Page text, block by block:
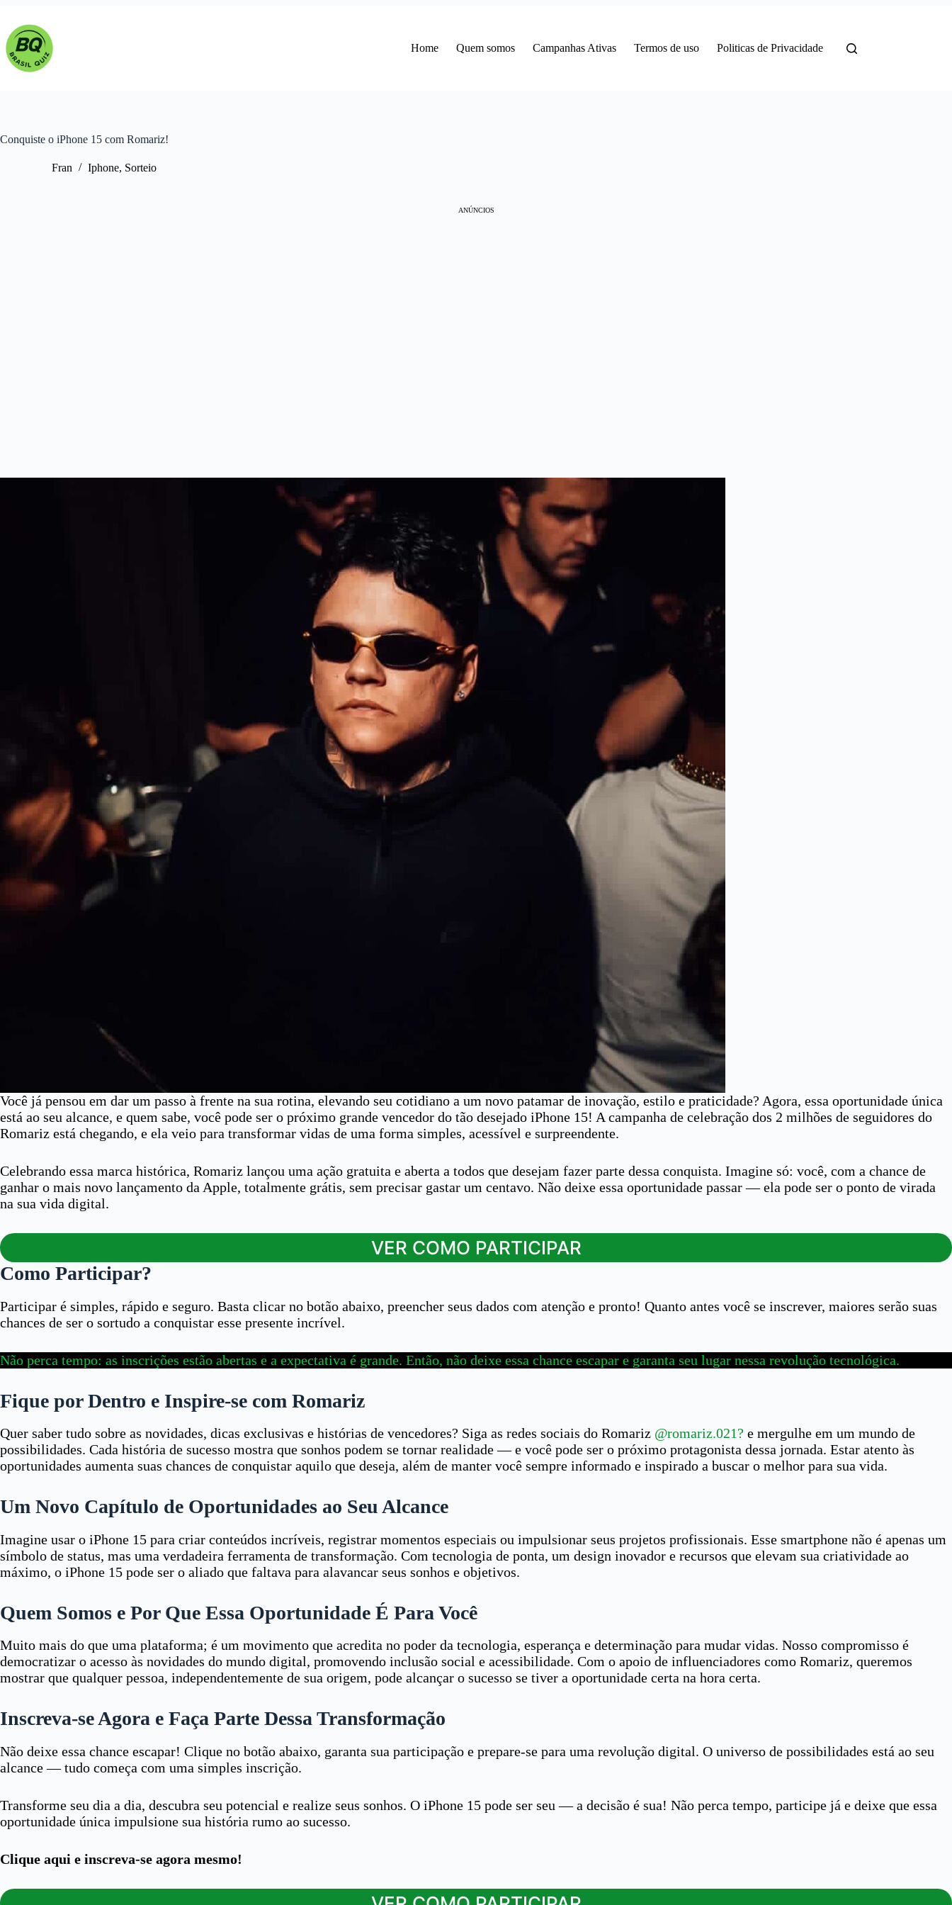
conteúdo
Home Quem somos Campanhas Ativas Termos de uso Politicas de Privacidade
Conquiste o iPhone 15 com Romariz!
Fran Iphone, Sorteio
ANÚNCIOS
Você já pensou em dar um passo à frente na sua rotina, elevando seu cotidiano a um novo patamar de inovação, estilo e praticidade? Agora, essa oportunidade única
está ao seu alcance, e quem sabe, você pode ser o próximo grande vencedor do tão desejado iPhone 15! A campanha de celebração dos 2 milhões de seguidores do
Romariz está chegando, e ela veio para transformar vidas de uma forma simples, acessível e surpreendente.
Celebrando essa marca histórica, Romariz lançou uma ação gratuita e aberta a todos que desejam fazer parte dessa conquista. Imagine só: você, com a chance de
ganhar o mais novo lançamento da Apple, totalmente grátis, sem precisar gastar um centavo. Não deixe essa oportunidade passar — ela pode ser o ponto de virada
na sua vida digital.
VER COMO PARTICIPAR
Como Participar?
Participar é simples, rápido e seguro. Basta clicar no botão abaixo, preencher seus dados com atenção e pronto! Quanto antes você se inscrever, maiores serão suas
chances de ser o sortudo a conquistar esse presente incrível.
Não perca tempo: as inscrições estão abertas e a expectativa é grande. Então, não deixe essa chance escapar e garanta seu lugar nessa revolução tecnológica.
Fique por Dentro e Inspire-se com Romariz
Quer saber tudo sobre as novidades, dicas exclusivas e histórias de vencedores? Siga as redes sociais do Romariz @romariz.021? e mergulhe em um mundo de
possibilidades. Cada história de sucesso mostra que sonhos podem se tornar realidade — e você pode ser o próximo protagonista dessa jornada. Estar atento às
oportunidades aumenta suas chances de conquistar aquilo que deseja, além de manter você sempre informado e inspirado a buscar o melhor para sua vida.
Um Novo Capítulo de Oportunidades ao Seu Alcance
Imagine usar o iPhone 15 para criar conteúdos incríveis, registrar momentos especiais ou impulsionar seus projetos profissionais. Esse smartphone não é apenas um
símbolo de status, mas uma verdadeira ferramenta de transformação. Com tecnologia de ponta, um design inovador e recursos que elevam sua criatividade ao
máximo, o iPhone 15 pode ser o aliado que faltava para alavancar seus sonhos e objetivos.
Quem Somos e Por Que Essa Oportunidade É Para Você
Muito mais do que uma plataforma; é um movimento que acredita no poder da tecnologia, esperança e determinação para mudar vidas. Nosso compromisso é
democratizar o acesso às novidades do mundo digital, promovendo inclusão social e acessibilidade. Com o apoio de influenciadores como Romariz, queremos
mostrar que qualquer pessoa, independentemente de sua origem, pode alcançar o sucesso se tiver a oportunidade certa na hora certa.
Inscreva-se Agora e Faça Parte Dessa Transformação
Não deixe essa chance escapar! Clique no botão abaixo, garanta sua participação e prepare-se para uma revolução digital. O universo de possibilidades está ao seu
alcance — tudo começa com uma simples inscrição.
Transforme seu dia a dia, descubra seu potencial e realize seus sonhos. O iPhone 15 pode ser seu — a decisão é sua! Não perca tempo, participe já e deixe que essa
oportunidade única impulsione sua história rumo ao sucesso.
Clique aqui e inscreva-se agora mesmo!